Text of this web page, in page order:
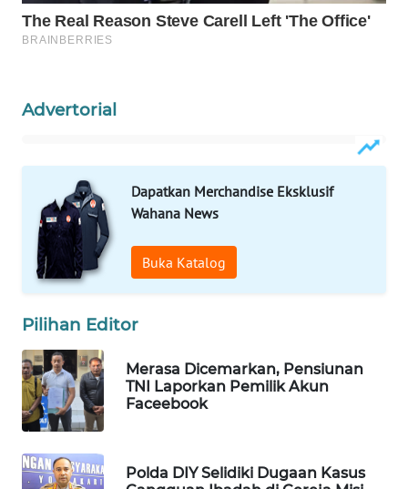
Advertorial
Dapatkan Merchandise Eksklusif
Wahana News
Buka Katalog
Pilihan Editor
Merasa Dicemarkan, Pensiunan
TNI Laporkan Pemilik Akun
Faceebook
Polda DIY Selidiki Dugaan Kasus
WAHANANEWS
ID
CO ID
NET
WAHANA
SPORT
WAHANA
WAHANA
SELEB
WAHANA